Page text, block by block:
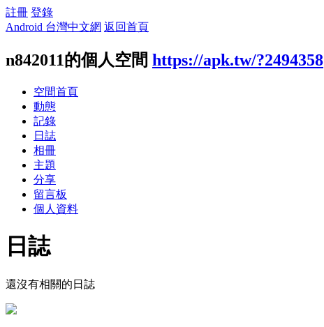
註冊 登錄
Android 台灣中文網 返回首頁
n842011的個人空間 https://apk.tw/?2494358
空間首頁
動態
記錄
日誌
相冊
主題
分享
留言板
個人資料
日誌
還沒有相關的日誌